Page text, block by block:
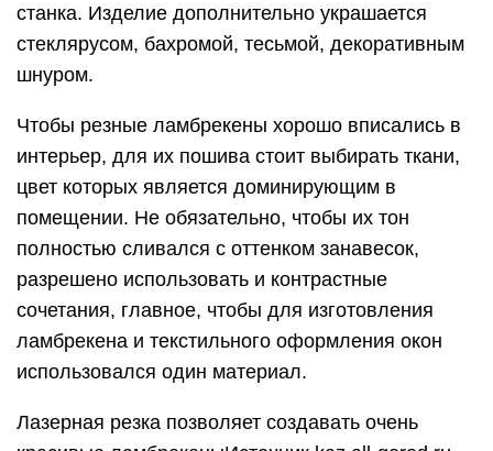
станка. Изделие дополнительно украшается
стеклярусом, бахромой, тесьмой, декоративным
шнуром.
Чтобы резные ламбрекены хорошо вписались в
интерьер, для их пошива стоит выбирать ткани,
цвет которых является доминирующим в
помещении. Не обязательно, чтобы их тон
полностью сливался с оттенком занавесок,
разрешено использовать и контрастные
сочетания, главное, чтобы для изготовления
ламбрекена и текстильного оформления окон
использовался один материал.
Лазерная резка позволяет создавать очень